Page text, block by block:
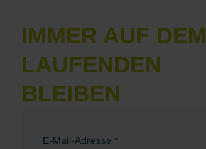
IMMER AUF DEM
LAUFENDEN
BLEIBEN
E-Mail-Adresse *